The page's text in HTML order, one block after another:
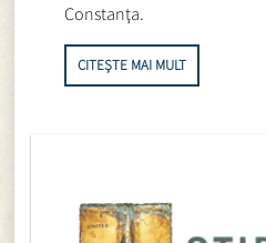
Constanţa.
CITEȘTE MAI MULT